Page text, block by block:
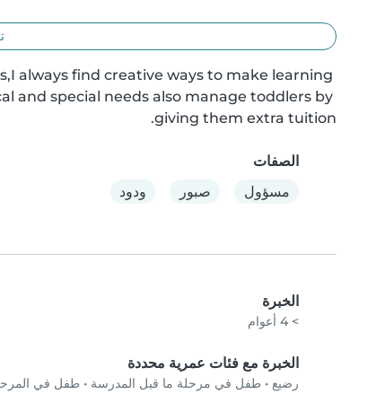
always find creative ways to make learning
and special needs also manage toddlers by
giving them extra tuition.
الصفات
مسؤول
صبور ودود
الخبرة
> 4 أعوام
الخبرة مع فئات عمرية محددة
رضيع • طفل في مرحلة ما قبل المدرسة • طفل في المرحلة